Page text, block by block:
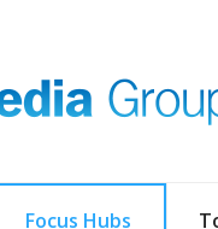
Focus Hubs